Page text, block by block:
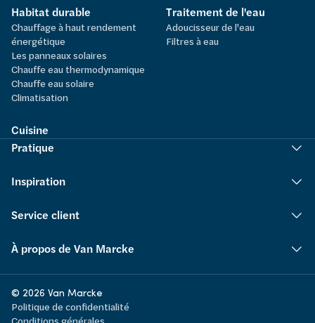
Habitat durable
Chauffage à haut rendement
énergétique
Les panneaux solaires
Chauffe eau thermodynamique
Chauffe eau solaire
Climatisation
Traitement de l'eau
Adoucisseur de l'eau
Filtres à eau
Cuisine
Pratique
Inspiration
Service client
À propos de Van Marcke
© 2026 Van Marcke
Politique de confidentialité